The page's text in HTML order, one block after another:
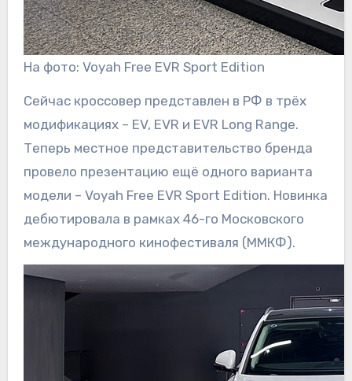
На фото: Voyah Free EVR Sport Edition
Сейчас кроссовер представлен в РФ в трёх
модификациях – EV, EVR и EVR Long Range.
Теперь местное представительство бренда
провело презентацию ещё одного варианта
модели – Voyah Free EVR Sport Edition. Новинка
дебютировала в рамках 46-го Московского
международного кинофестиваля (ММКФ).